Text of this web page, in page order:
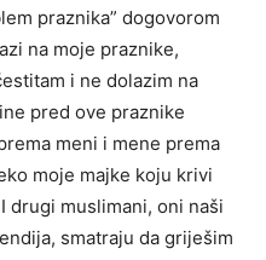
praznika” dogovorom
na moje praznike,
i ne dolazim na
pred ove praznike
meni i mene prema
moje majke koju krivi
drugi muslimani, oni naši
smatraju da griješim